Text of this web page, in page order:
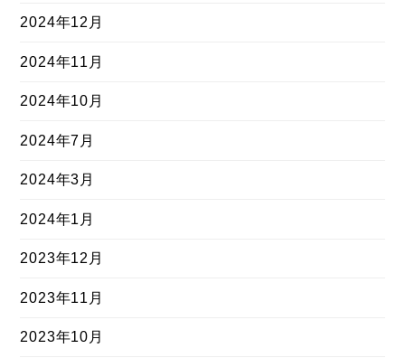
2024年12月
2024年11月
2024年10月
2024年7月
2024年3月
2024年1月
2023年12月
2023年11月
2023年10月